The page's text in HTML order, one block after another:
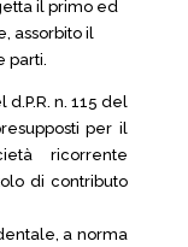
il primo ed
assorbito il
parti.
d.P.R. n. 115 del
per il
ricorrente
di contributo
a norma